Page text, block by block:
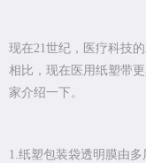
现在21世纪，医疗科技
相比，现在医用纸塑带
家介绍一下。
1.纸塑包装袋透明膜由